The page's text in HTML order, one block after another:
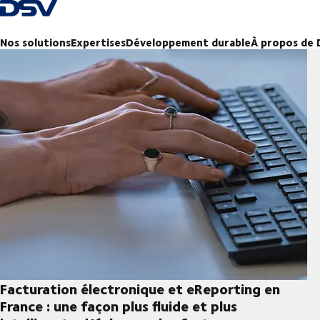
Retour à la page d'accueil
Nos solutionsExpertisesDéveloppement durableÀ propos de
Facturation électronique et eReporting en
France : une façon plus fluide et plus